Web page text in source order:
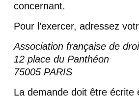
concernant.
Pour l’exercer, adressez
Association française de
12 place du Panthéon
75005 PARIS
La demande doit être écrite